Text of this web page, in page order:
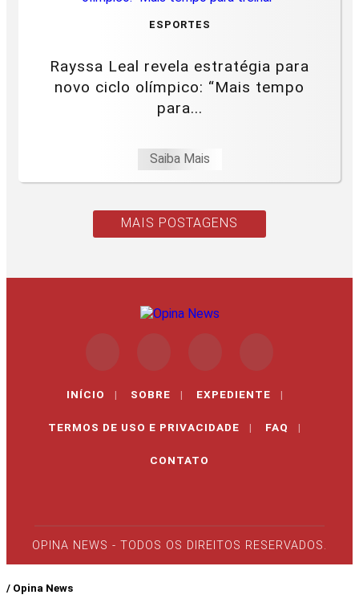
ESPORTES
Rayssa Leal revela estratégia para
novo ciclo olímpico: “Mais tempo
para...
Saiba Mais
MAIS POSTAGENS
INÍCIO | SOBRE | EXPEDIENTE |
TERMOS DE USO E PRIVACIDADE | FAQ |
CONTATO
OPINA NEWS - TODOS OS DIREITOS RESERVADOS.
/ Opina News